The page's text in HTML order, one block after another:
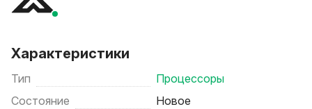
Характеристики
Тип
Процессоры
Состояние
Новое